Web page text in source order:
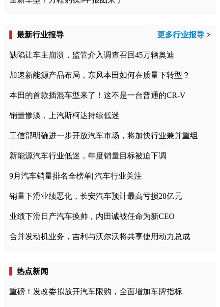
最新行业报导 更多行业报导 >
缺陷让车主崩溃，监管介入调查召回45万辆奥迪
加速新能源产品布局，东风本田如何在质量下转型？
本田的首款插混车型来了！这不是一台普通的CR-V
销量惨淡，上汽斯柯达持续低迷
工信部明确进一步开放汽车市场，将加快行业兼并重组
新能源汽车行业低迷，年度销量目标被迫下调
9月汽车销量排名全榜单||汽车行业关注
销量下滑业绩恶化，长安汽车预计最高亏损28亿元
业绩下滑日产汽车换帅，内田诚被任命为新CEO
合并发动机业务，吉利与沃尔沃将共享使用动力总成
热点新闻
重磅！发改委拟放开汽车限购，全面增加车牌指标